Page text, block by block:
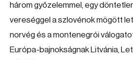
három győzelemmel, egy
vereséggel a szlovénok mögött
norvég és a montenegrói
Európa-bajnokságnak Litvánia,